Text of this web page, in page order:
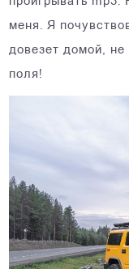
меня. Я
довезет домой, не
поля!